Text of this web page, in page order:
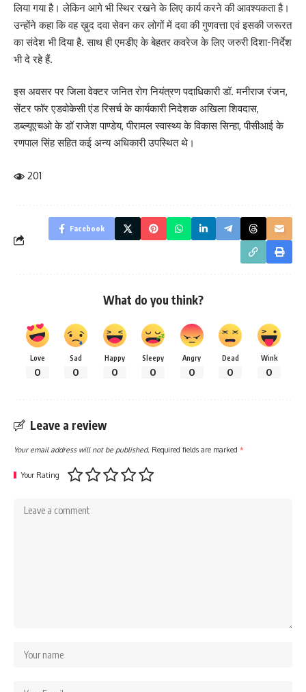
लिया गया है। लेकिन आगे भी स्थिर रखने के लिए कार्य करने की आवश्यकता है।
उन्होंने कहा कि वह ख़ुद दवा सेवन कर लोगों में दवा की गुणवत्ता एवं इसकी जरूरत
का संदेश भी दिया है. साथ ही एमडीए के बेहतर कवरेज के लिए जरुरी दिशा-निर्देश
भी दे रहे हैं.
इस अवसर पर जिला वेक्टर जनित रोग नियंत्रण पदाधिकारी डॉ. मनीराज रंजन,
सेंटर फॉर एडवोकेसी एंड रिसर्च के कार्यकारी निदेशक अखिला शिवदास,
डब्ल्यूएचओ के डॉ राजेश पाण्डेय, पीरामल स्वास्थ्य के विकास सिन्हा, पीसीआई के
रणपाल सिंह सहित कई अन्य अधिकारी उपस्थित थे।
201
Facebook
What do you think?
Love
0
Sad
0
Happy
0
Sleepy
0
Angry
0
Dead
0
Wink
0
Leave a review
Your email address will not be published. Required fields are marked *
Your Rating